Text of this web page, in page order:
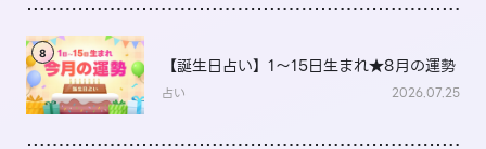
8
【誕生日占い】1～15日生まれ★8月の運勢
占い 2026.07.25